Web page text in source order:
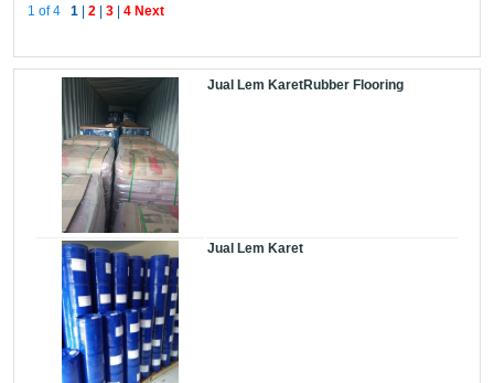
1 of 4 1 2 3 4 Next
Jual Lem KaretRubber Flooring
Jual Lem Karet